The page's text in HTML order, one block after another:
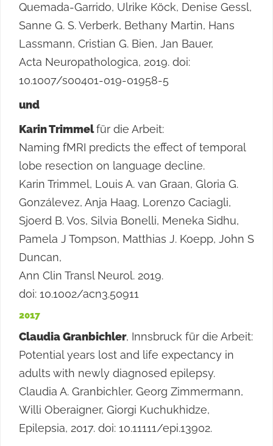
Quemada-Garrido, Ulrike Köck, Denise Gessl,
Sanne G. S. Verberk, Bethany Martin, Hans
Lassmann, Cristian G. Bien, Jan Bauer,
Acta Neuropathologica, 2019. doi:
10.1007/s00401-019-01958-5
und
Karin Trimmelfür die Arbeit:
Naming fMRI predicts the effect of temporal
lobe resection on language decline.
Karin Trimmel, Louis A. van Graan, Gloria G.
Gonzálevez, Anja Haag, Lorenzo Caciagli,
Sjoerd B. Vos, Silvia Bonelli, Meneka Sidhu,
Pamela J Tompson, Matthias J. Koepp, John S
Duncan,
Ann Clin Transl Neurol. 2019.
doi: 10.1002/acn3.50911
2017
Claudia Granbichler, Innsbruck für die Arbeit:
Potential years lost and life expectancy in
adults with newly diagnosed epilepsy.
Claudia A. Granbichler, Georg Zimmermann,
Willi Oberaigner, Giorgi Kuchukhidze,
Epilepsia, 2017. doi: 10.11111/epi.13902.